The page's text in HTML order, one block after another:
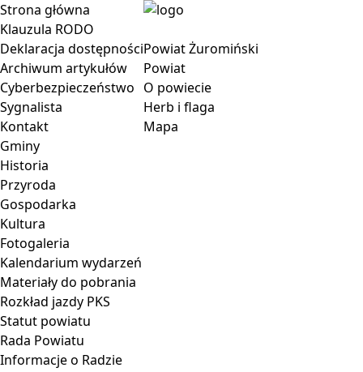
Strona główna
Klauzula RODO
Deklaracja dostępności
Archiwum artykułów
Cyberbezpieczeństwo
Sygnalista
Kontakt
Powiat Żuromiński
Powiat
O powiecie
Herb i flaga
Mapa
Gminy
Historia
Przyroda
Gospodarka
Kultura
Fotogaleria
Kalendarium wydarzeń
Materiały do pobrania
Rozkład jazdy PKS
Statut powiatu
Rada Powiatu
Informacje o Radzie